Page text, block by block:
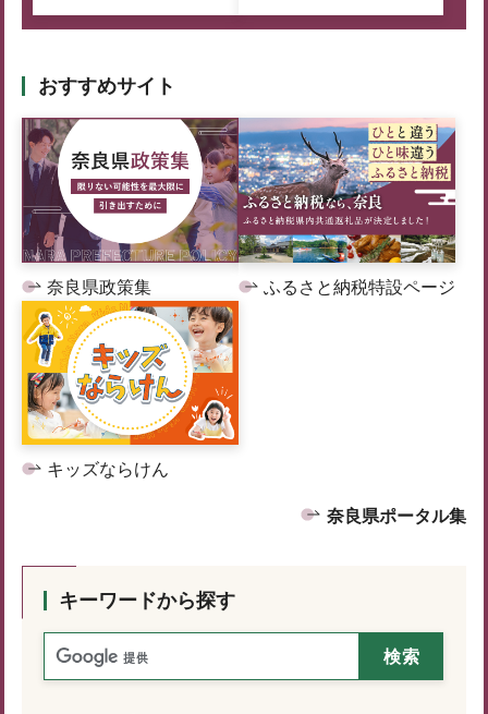
おすすめサイト
奈良県政策集 ふるさと納税特設ページ
キッズならけん
奈良県ポータル集
キーワードから探す